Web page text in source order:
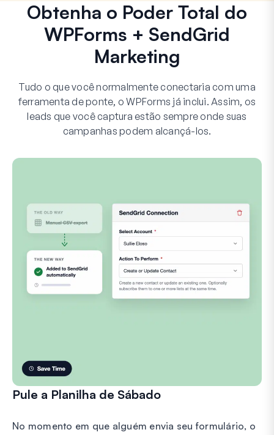
Obtenha o Poder Total do
WPForms + SendGrid
Marketing
Tudo o que você normalmente conectaria com uma
ferramenta de ponte, o WPForms já inclui. Assim, os
leads que você captura estão sempre onde suas
campanhas podem alcançá-los.
Pule a Planilha de Sábado
No momento em que alguém envia seu formulário, o